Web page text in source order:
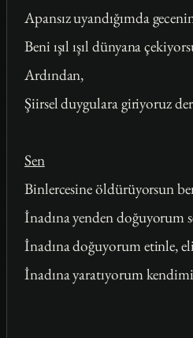
Apansız uyandığımda
Beni ışıl ışıl dünyana
Ardından,
Şiirsel duygulara giriyoruz
Sen
Binlercesine öldürüyorsun
İnadına yenden doğuyorum
İnadına doğuyorum etinle,
İnadına yaratıyorum